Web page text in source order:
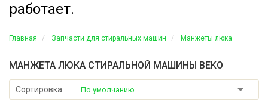
работает.
Главная Запчасти для стиральных машин Манжеты люка
МАНЖЕТА ЛЮКА СТИРАЛЬНОЙ МАШИНЫ BEKO
Сортировка: По умолчанию